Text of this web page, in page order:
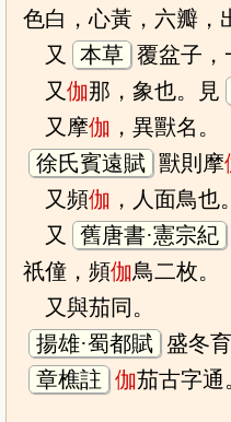
色白，心黃，六瓣，
又
本草 覆盆子，
又伽那，象也。見
又摩伽 ，異獸名。
徐氏賓遠賦 獸則摩
又頻伽 ，人面鳥也
又
舊唐書·憲宗紀
祇僮，頻伽鳥二枚。
又與茄同。
揚雄·蜀都賦 盛冬
章樵註 伽茄古字通